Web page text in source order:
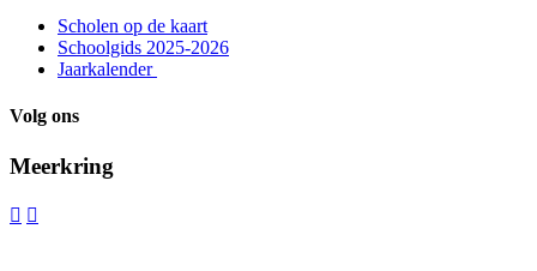
Scholen op de kaart
Schoolgids 2025-2026
Jaarkalender
Volg ons
Meerkring
 